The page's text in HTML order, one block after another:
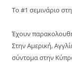
Το #1 σεμινάριο
Έχουν
Στην Αμερική,
σύντομα στην